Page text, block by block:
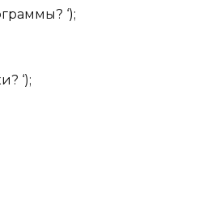
‘);
‘);